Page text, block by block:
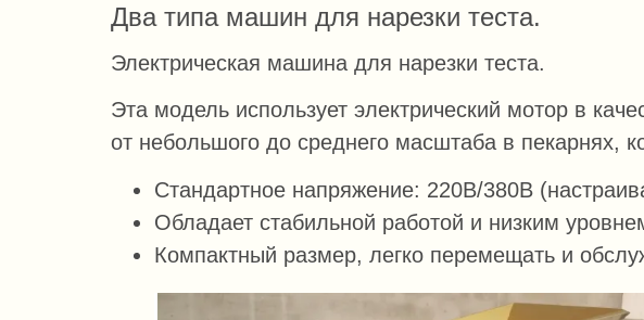
Два типа машин для нарезки теста.
Электрическая машина для нарезки теста.
Эта модель использует электрический мотор в
от небольшого до среднего масштаба в пекарнях,
Стандартное напряжение: 220В/380В
Обладает стабильной работой и низким
Компактный размер, легко перемещать и